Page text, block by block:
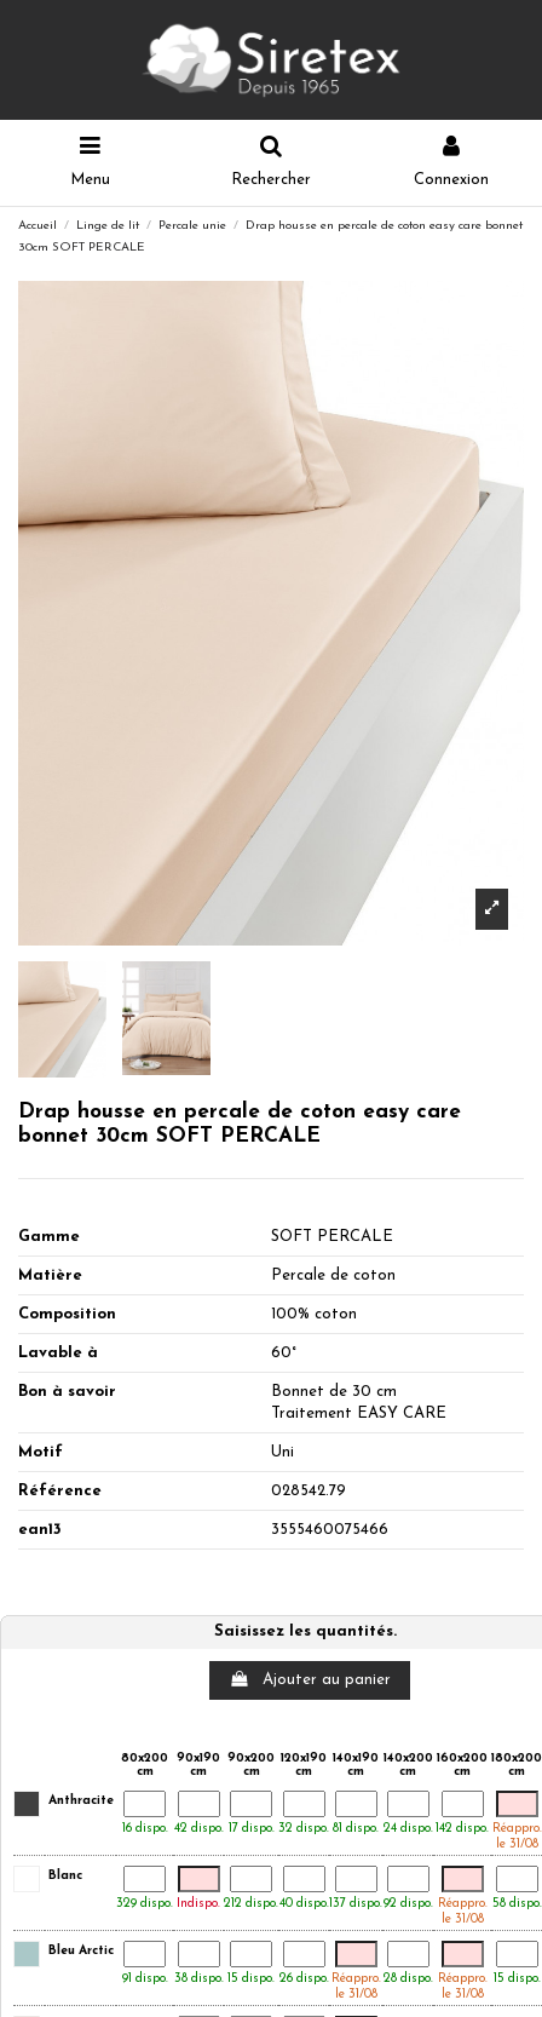
Menu Rechercher Connexion
Accueil Linge de lit Percale unie
Drap housse en percale de coton easy care bonnet
30cm SOFT PERCALE
Drap housse en percale de coton easy care
bonnet 30cm SOFT PERCALE
Gamme SOFT PERCALE
Matière Percale de coton
Composition 100% coton
Lavable à 60°
Bon à savoir
Bonnet de 30 cm
Traitement EASY CARE
Motif Uni
Référence 028542.79
ean13 3555460075466
Saisissez les quantités.
Ajouter au panier
80x200
cm
90x190
cm
90x200
cm
120x190
cm
140x190
cm
140x200
cm
160x200
cm
180x200
cm
Anthracite
16 dispo. 42 dispo. 17 dispo. 32 dispo. 81 dispo. 24 dispo. 142 dispo. Réappro.
le 31/08
Blanc
329 dispo. Indispo. 212 dispo.40 dispo. 137 dispo.92 dispo. Réappro.
le 31/08
58 dispo.
Bleu Arctic
91 dispo. 38 dispo. 15 dispo. 26 dispo. Réappro.
le 31/08
28 dispo. Réappro.
le 31/08
15 dispo.